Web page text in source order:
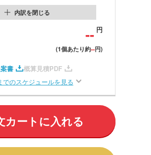
内訳を閉じる
-- 円
(1個あたり約--円)
書
概算見積PDF
でのスケジュールを見る
カートに入れる